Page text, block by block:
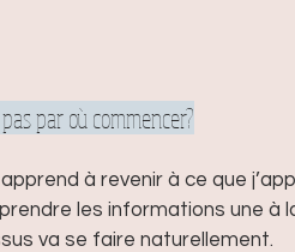
par où commencer?
à revenir à ce que
les informations une à
va se faire naturellement.